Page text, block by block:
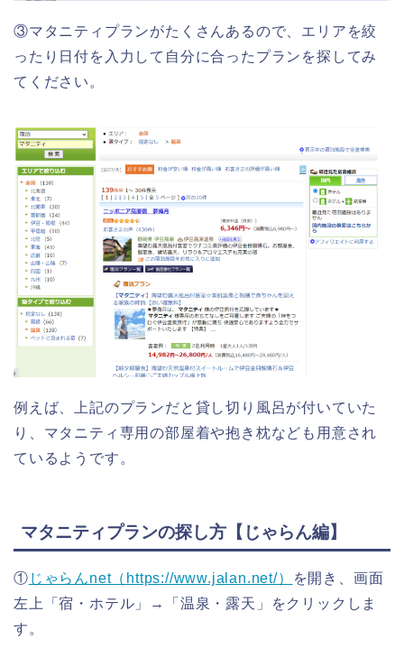
③マタニティプランがたくさんあるので、エリアを絞
ったり日付を入力して自分に合ったプランを探してみ
てください。
例えば、上記のプランだと貸し切り風呂が付いていた
り、マタニティ専用の部屋着や抱き枕なども用意され
ているようです。
マタニティプランの探し方【じゃらん編】
① じゃらんnet（https://www.jalan.net/）
を開き、画面
左上「宿・ホテル」→「温泉・露天」をクリックしま
す。